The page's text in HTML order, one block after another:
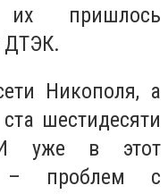
пришлось
ДТЭК.
Никополя, а
шестидесяти
И уже в этот
– проблем с